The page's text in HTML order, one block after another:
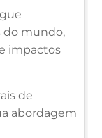
do mundo,
impactos
de
abordagem